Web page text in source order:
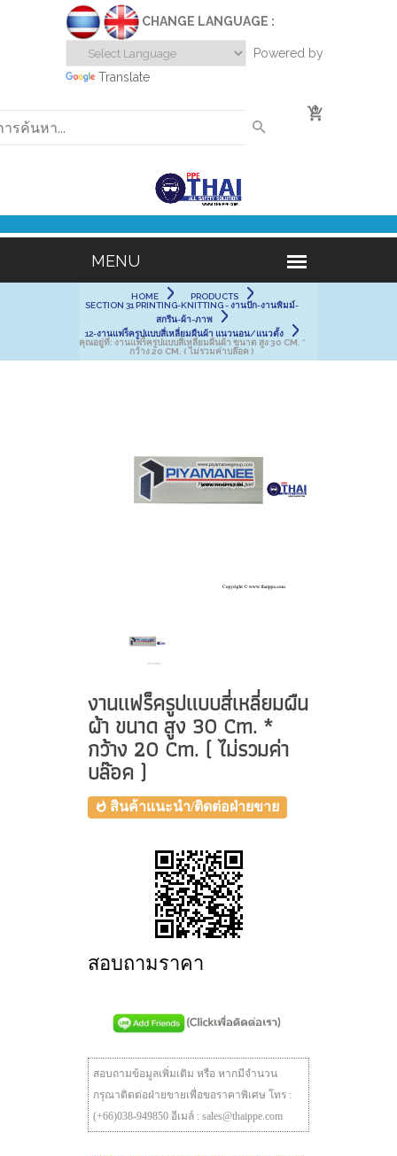
CHANGE LANGUAGE :
Powered by
Translate
0
HOME
PRODUCTS
SECTION 31 PRINTING-KNITTING - งานปัก-งานพิมม์-
สกรีน-ผ้า-ภาพ
12-งานแฟร็ครูปแบบสี่เหลี่ยมผืนผ้า แนวนอน/แนวตั้ง
คุณอยู่ที่: งานแฟร็ครูปแบบสี่เหลี่ยมผืนผ้า ขนาด สูง 30 CM. *
กว้าง 20 CM. ( ไม่รวมค่าบล๊อค )
งานแฟร็ครูปแบบสี่เหลี่ยมผืน
ผ้า ขนาด สูง 30 Cm. *
กว้าง 20 Cm. ( ไม่รวมค่า
บล๊อค )
สินค้าแนะนำ/ติดต่อฝ่ายขาย
สอบถามราคา
สอบถามข้อมูลเพิ่มเติม หรือ หากมีจำนวน
กรุณาติดต่อฝ่ายขายเพื่อขอราคาพิเศษ โทร :
(+66)038-949850 อีเมล์ : sales@thaippe.com